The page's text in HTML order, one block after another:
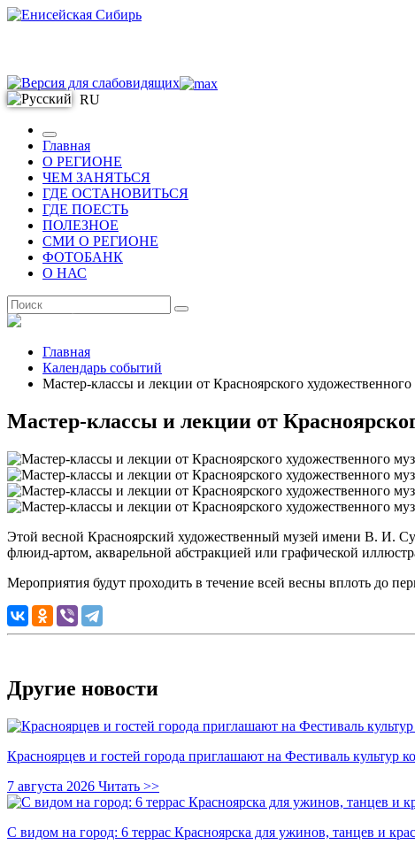
RU
Главная
О РЕГИОНЕ
ЧЕМ ЗАНЯТЬСЯ
ГДЕ ОСТАНОВИТЬСЯ
ГДЕ ПОЕСТЬ
ПОЛЕЗНОЕ
СМИ О РЕГИОНЕ
ФОТОБАНК
О НАС
Главная
Календарь событий
Мастер-классы и лекции от Красноярского
Мастер-классы и лекции от
Этой весной Красноярский художественный музей имени В. И.
флюид-артом, акварельной абстракцией или графической
Мероприятия будут проходить в течение всей весны вплоть до
Другие новости
Красноярцев и гостей города приглашают на Фестиваль культур
7 августа 2026 Читать >>
С видом на город: 6 террас Красноярска для ужинов, танцев и